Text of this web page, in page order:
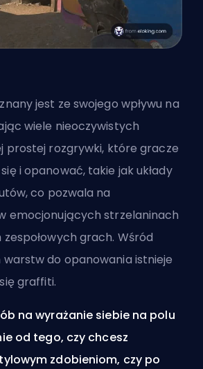
jest ze swojego wpływu na
wiele nieoczywistych
prostej rozgrywki, które gracze
i opanować, takie jak układy
co pozwala na
emocjonujących strzelaninach
grach. Wśród
do opanowania istnieje
graffiti.
na wyrażanie siebie na polu
od tego, czy chcesz
zdobieniom, czy po